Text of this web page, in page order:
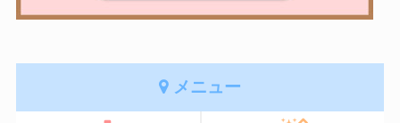
メニュー